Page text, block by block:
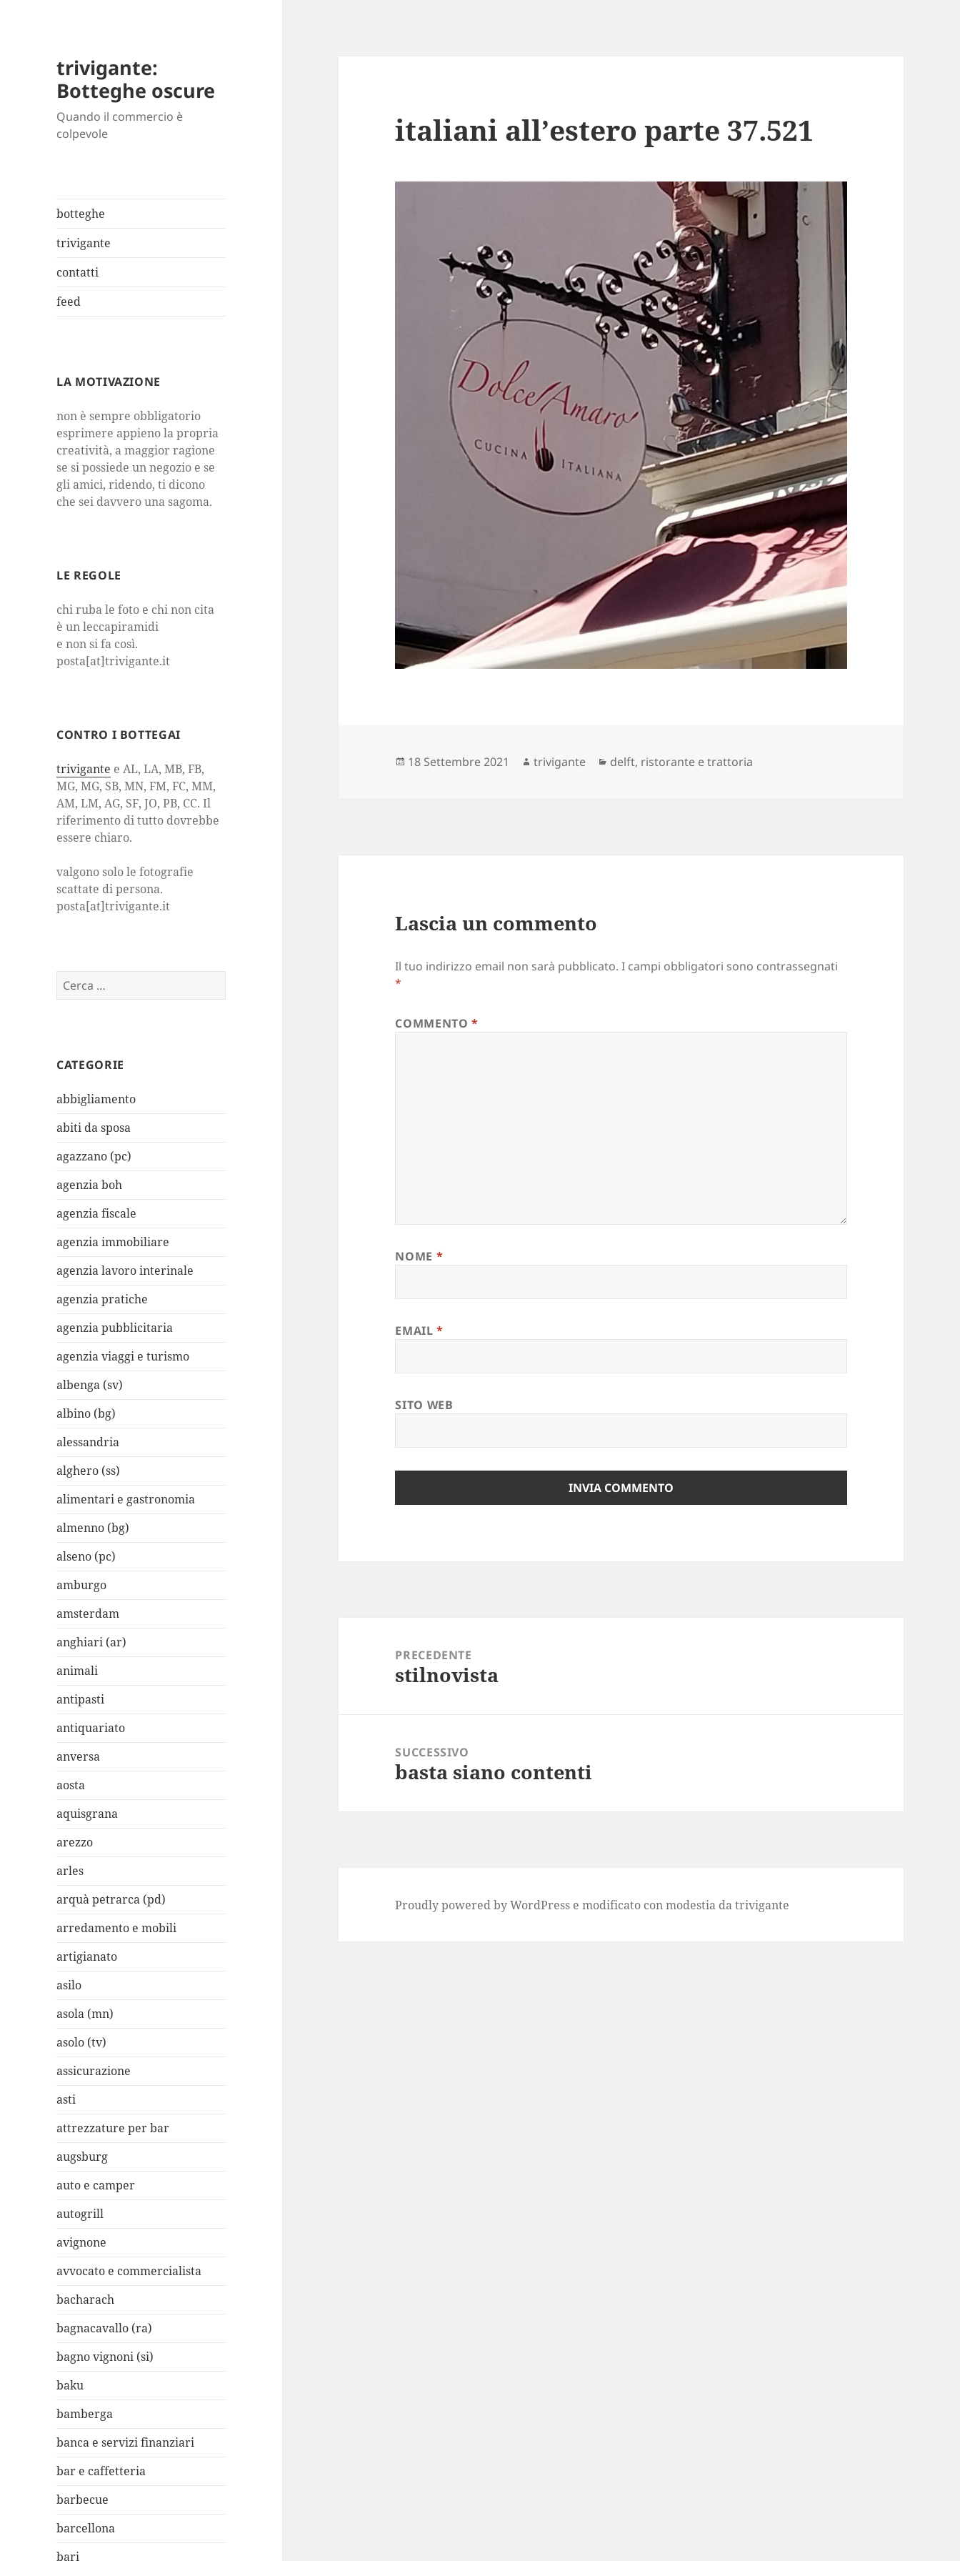
trivigante:
Botteghe oscure
Quando il commercio è
colpevole
botteghe
trivigante
contatti
feed
LA MOTIVAZIONE
non è sempre obbligatorio
esprimere appieno la propria
creatività, a maggior ragione
se si possiede un negozio e se
gli amici, ridendo, ti dicono
che sei davvero una sagoma.
LE REGOLE
chi ruba le foto e chi non cita
è un leccapiramidi
e non si fa così.
posta[at]trivigante.it
CONTRO I BOTTEGAI
trivigante e AL, LA, MB, FB,
MG, MG, SB, MN, FM, FC, MM,
AM, LM, AG, SF, JO, PB, CC. Il
riferimento di tutto dovrebbe
essere chiaro.
valgono solo le fotografie
scattate di persona.
posta[at]trivigante.it
Ricerca
per:
CATEGORIE
abbigliamento
abiti da sposa
agazzano (pc)
agenzia boh
agenzia fiscale
agenzia immobiliare
agenzia lavoro interinale
agenzia pratiche
agenzia pubblicitaria
agenzia viaggi e turismo
albenga (sv)
albino (bg)
alessandria
alghero (ss)
alimentari e gastronomia
almenno (bg)
alseno (pc)
amburgo
amsterdam
anghiari (ar)
animali
antipasti
antiquariato
anversa
aosta
aquisgrana
arezzo
arles
arquà petrarca (pd)
arredamento e mobili
artigianato
asilo
asola (mn)
asolo (tv)
assicurazione
asti
attrezzature per bar
augsburg
auto e camper
autogrill
avignone
avvocato e commercialista
bacharach
bagnacavallo (ra)
bagno vignoni (si)
baku
bamberga
banca e servizi finanziari
bar e caffetteria
barbecue
barcellona
bari
italiani all’estero parte 37.521
Scritto
18 Settembre 2021 Autore
trivigante Categorie
delft, ristorante e trattoria
Lascia un commento
Il tuo indirizzo email non sarà pubblicato. I campi obbligatori sono contrassegnati
*
COMMENTO*
NOME *
EMAIL*
SITO WEB
PRECEDENTE
Articolo
stilnovista
SUCCESSIVO
Articolo
basta siano contenti
Proudly powered by WordPress e modificato con modestia da trivigante